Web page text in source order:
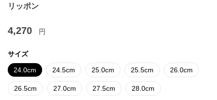
リッポン
4,270 円
サイズ
24.0cm 24.5cm 25.0cm 25.5cm 26.0cm
26.5cm 27.0cm 27.5cm 28.0cm